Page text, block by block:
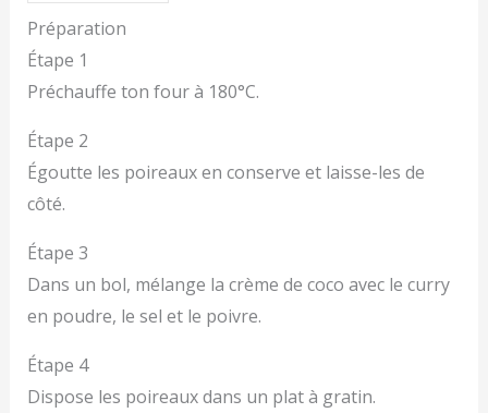
Préparation
Étape 1
Préchauffe ton four à 180°C.
Étape 2
Égoutte les poireaux en conserve et laisse-les de
côté.
Étape 3
Dans un bol, mélange la crème de coco avec le curry
en poudre, le sel et le poivre.
Étape 4
Dispose les poireaux dans un plat à gratin.